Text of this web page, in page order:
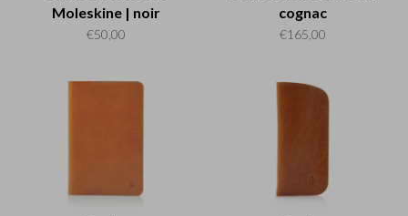
Moleskine | noir
€50,00
cognac
€165,00